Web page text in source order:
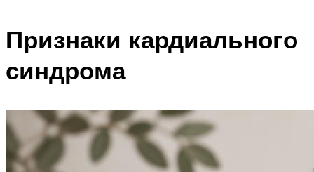
Признаки кардиального
синдрома